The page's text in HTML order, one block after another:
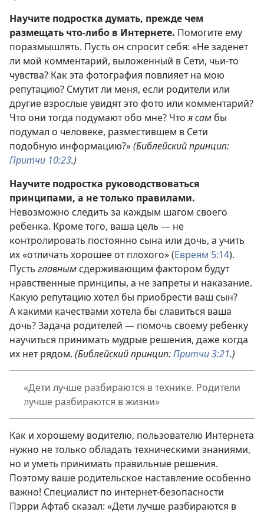
Научите подростка думать, прежде чем
размещать что-либо в Интернете. Помогите ему
поразмышлять. Пусть он спросит себя: «Не заденет
ли мой комментарий, выложенный в Сети, чьи-то
чувства? Как эта фотография повлияет на мою
репутацию? Смутит ли меня, если родители или
другие взрослые увидят это фото или комментарий?
Что они тогда подумают обо мне? Чтоя самбы
подумал о человеке, разместившем в Сети
подобную информацию?»(Библейский принцип:
Притчи 10:23.)
Научите подростка руководствоваться
принципами, а не только правилами.
Невозможно следить за каждым шагом своего
ребенка. Кроме того, ваша цель — не
контролировать постоянно сына или дочь, а учить
их «отличать хорошее от плохого» (Евреям 5:14).
Пусть главнымсдерживающим фактором будут
нравственные принципы, а не запреты и наказание.
Какую репутацию хотел бы приобрести ваш сын?
А какими качествами хотела бы славиться ваша
дочь? Задача родителей — помочь своему ребенку
научиться принимать мудрые решения, даже когда
их нет рядом. (Библейский принцип:Притчи 3:21.)
«Дети лучше разбираются в технике. Родители
лучше разбираются в жизни»
Как и хорошему водителю, пользователю Интернета
нужно не только обладать техническими знаниями,
но и уметь принимать правильные решения.
Поэтому ваше родительское наставление особенно
важно! Специалист по интернет-безопасности
Пэрри Афтаб сказал: «Дети лучше разбираются в